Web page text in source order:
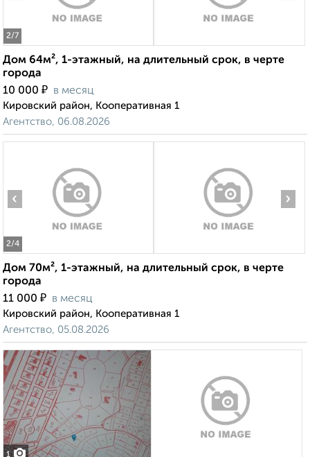
2/7
Дом 64м², 1-этажный, на длительный срок, в черте
города
10 000 ₽ в месяц
Кировский район, Кооперативная 1
Агентство, 06.08.2026
2/4
‹ ›
Дом 70м², 1-этажный, на длительный срок, в черте
города
11 000 ₽ в месяц
Кировский район, Кооперативная 1
Агентство, 05.08.2026
1